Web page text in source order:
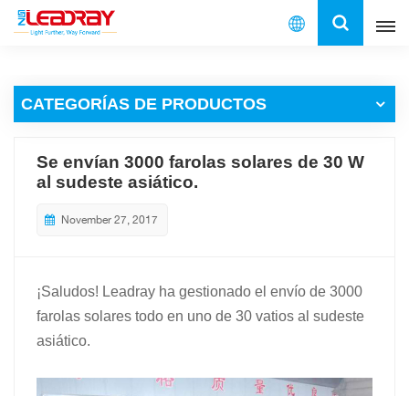
Español
français
CATEGORÍAS DE PRODUCTOS
Se envían 3000 farolas solares de 30 W
al sudeste asiático.
November 27, 2017
¡Saludos! Leadray ha gestionado el envío de 3000
farolas solares todo en uno de 30 vatios al sudeste
asiático.